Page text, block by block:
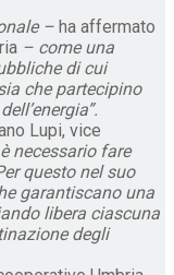
– ha affermato
– come una
di cui
che partecipino
Lupi, vice
necessario fare
questo nel suo
garantiscano una
libera ciascuna
degli